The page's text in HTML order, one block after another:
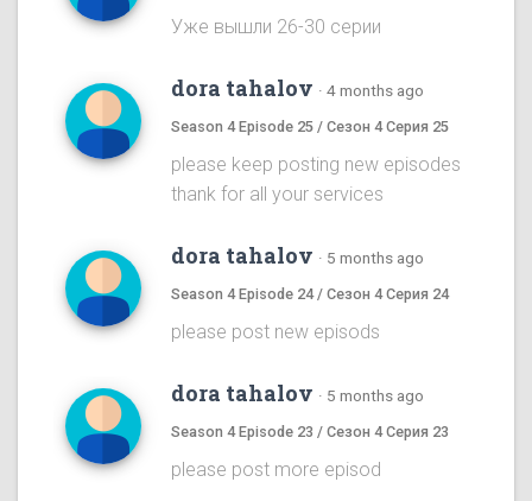
Уже вышли 26-30 серии
dora tahalov · 4 months ago
Season 4 Episode 25 / Сезон 4 Серия 25
please keep posting new episodes
thank for all your services
dora tahalov · 5 months ago
Season 4 Episode 24 / Сезон 4 Серия 24
please post new episods
dora tahalov · 5 months ago
Season 4 Episode 23 / Сезон 4 Серия 23
please post more episod